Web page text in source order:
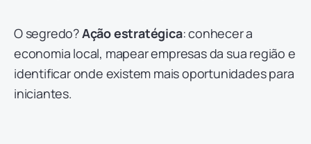
O segredo?Ação estratégica: conhecer a
economia local, mapear empresas da sua região e
identificar onde existem mais oportunidades para
iniciantes.